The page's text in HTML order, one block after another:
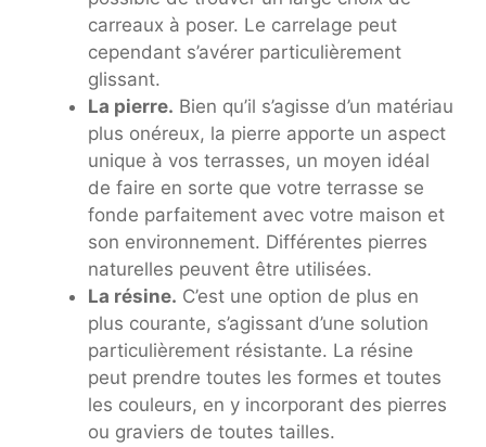
carreaux à poser. Le carrelage peut
cependant s’avérer particulièrement
glissant.
La pierre. Bien qu’il s’agisse d’un matériau
plus onéreux, la pierre apporte un aspect
unique à vos terrasses, un moyen idéal
de faire en sorte que votre terrasse se
fonde parfaitement avec votre maison et
son environnement. Différentes pierres
naturelles peuvent être utilisées.
La résine. C’est une option de plus en
plus courante, s’agissant d’une solution
particulièrement résistante. La résine
peut prendre toutes les formes et toutes
les couleurs, en y incorporant des pierres
ou graviers de toutes tailles.